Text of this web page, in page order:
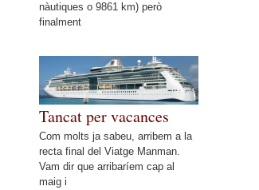
nàutiques o 9861 km) però
finalment
Tancat per vacances
Com molts ja sabeu, arribem a la
recta final del Viatge Manman.
Vam dir que arribaríem cap al
maig i